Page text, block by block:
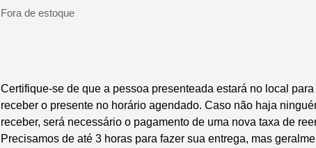
Fora de estoque
Certifique-se de que a pessoa presenteada estará no local para
receber o presente no horário agendado. Caso não haja
receber, será necessário o pagamento de uma nova taxa de
Precisamos de até 3 horas para fazer sua entrega, mas